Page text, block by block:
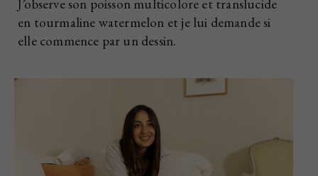
J’observe son poisson multicolore et translucide
en tourmaline watermelon et je lui demande si
elle commence par un dessin.